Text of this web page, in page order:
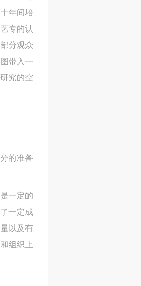
年间培
专的认
分观众
带入一
究的空
的准备
一定的
一定成
以及有
组织上